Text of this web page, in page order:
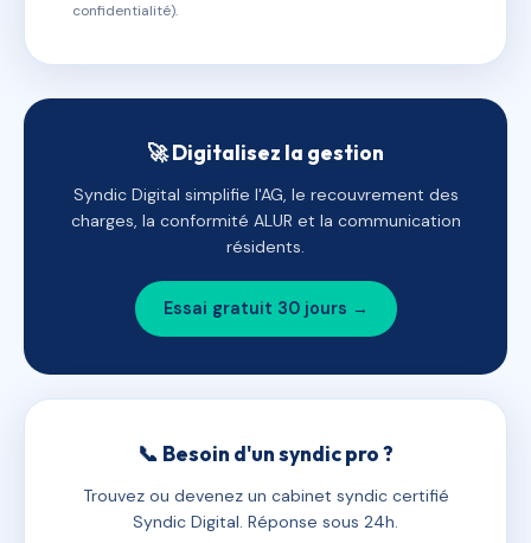
confidentialité).
🚀 Digitalisez la gestion
Syndic Digital simplifie l'AG, le recouvrement des
charges, la conformité ALUR et la communication
résidents.
Essai gratuit 30 jours →
📞 Besoin d'un syndic pro ?
Trouvez ou devenez un cabinet syndic certifié
Syndic Digital. Réponse sous 24h.